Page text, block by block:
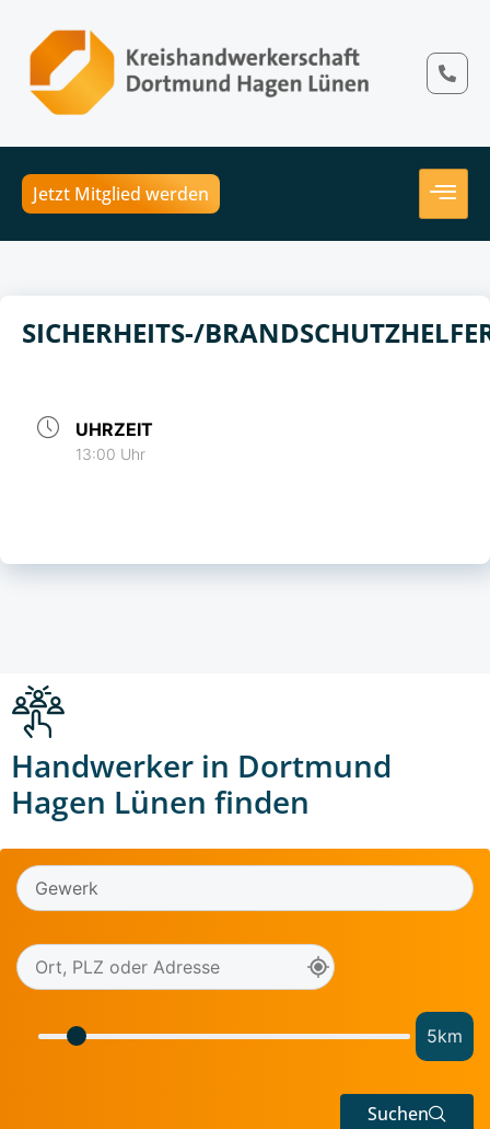
Jetzt Mitglied werden
SICHERHEITS-/
UHRZEIT
13:00 Uhr
Handwerker in Dortmund
Hagen Lünen finden
5km
Suchen